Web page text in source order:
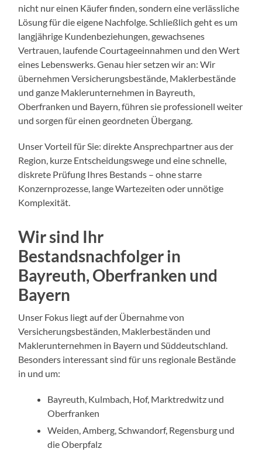
nicht nur einen Käufer finden, sondern eine verlässliche
Lösung für die eigene Nachfolge. Schließlich geht es um
langjährige Kundenbeziehungen, gewachsenes
Vertrauen, laufende Courtageeinnahmen und den Wert
eines Lebenswerks. Genau hier setzen wir an: Wir
übernehmen Versicherungsbestände, Maklerbestände
und ganze Maklerunternehmen in Bayreuth,
Oberfranken und Bayern, führen sie professionell weiter
und sorgen für einen geordneten Übergang.
Unser Vorteil für Sie: direkte Ansprechpartner aus der
Region, kurze Entscheidungswege und eine schnelle,
diskrete Prüfung Ihres Bestands – ohne starre
Konzernprozesse, lange Wartezeiten oder unnötige
Komplexität.
Wir sind Ihr
Bestandsnachfolger in
Bayreuth, Oberfranken und
Bayern
Unser Fokus liegt auf der Übernahme von
Versicherungsbeständen, Maklerbeständen und
Maklerunternehmen in Bayern und Süddeutschland.
Besonders interessant sind für uns regionale Bestände
in und um:
Bayreuth, Kulmbach, Hof, Marktredwitz und
Oberfranken
Weiden, Amberg, Schwandorf, Regensburg und
die Oberpfalz